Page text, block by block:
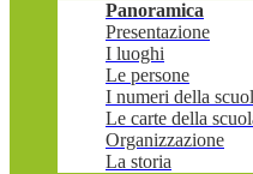
Panoramica
Presentazione
I luoghi
Le persone
I numeri della
Le carte della
Organizzazione
La storia